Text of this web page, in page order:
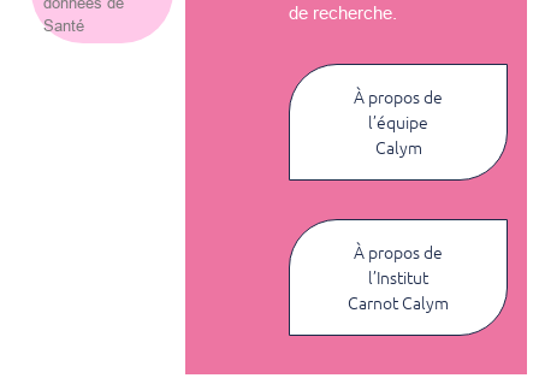
Santé
de recherche.
À propos de
l’équipe
Calym
À propos de
l’Institut
Carnot Calym